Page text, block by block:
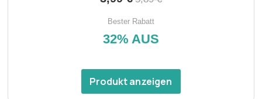
Bester Rabatt
32% AUS
Produkt anzeigen